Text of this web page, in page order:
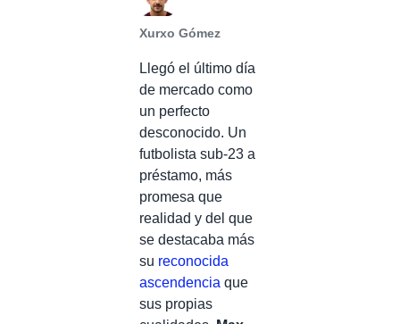
Xurxo Gómez
Llegó el último día
de mercado como
un perfecto
desconocido. Un
futbolista sub-23 a
préstamo, más
promesa que
realidad y del que
se destacaba más
su reconocida
ascendencia que
sus propias